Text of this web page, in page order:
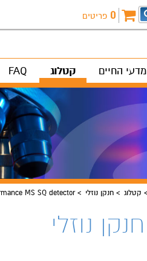
0 פריטים
מדעי החיים קטלוג FAQ
קטלוג חנקן נוזלי MS SQ detector
חנקן נוזלי